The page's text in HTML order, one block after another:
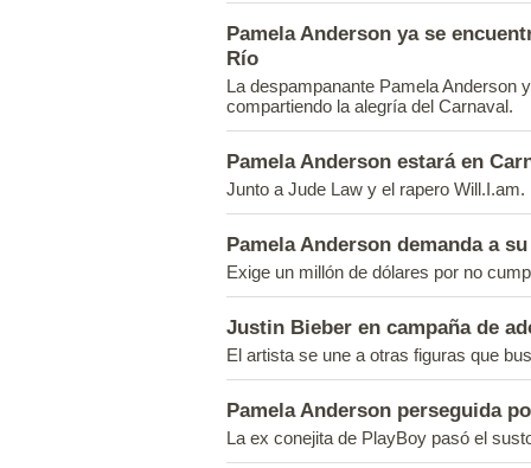
Pamela Anderson ya se
Río
La despampanante Pamela Anderson
compartiendo la alegría del Carnaval.
Pamela Anderson estará en
Junto a Jude Law y el rapero Will.I.am.
Pamela Anderson demanda a
Exige un millón de dólares por no
Justin Bieber en campaña de
El artista se une a otras figuras que
Pamela Anderson perseguida
La ex conejita de PlayBoy pasó el